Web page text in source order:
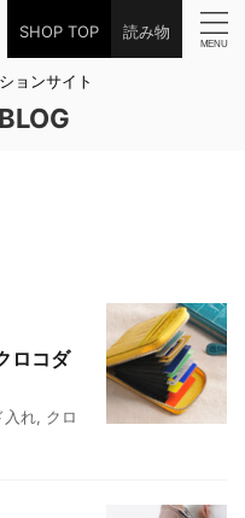
SHOP TOP 読み物
ョンサイト
ロコダ
入れ, クロ